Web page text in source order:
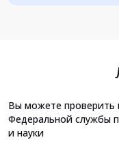
Вы можете проверить
Федеральной службы
и науки